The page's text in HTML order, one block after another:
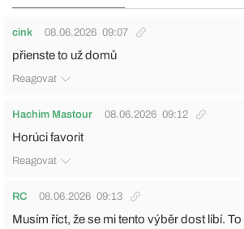
cink 08.06.2026 09:07
přienste to už domů
Reagovat
Hachim Mastour 08.06.2026 09:12
Horúci favorit
Reagovat
RC 08.06.2026 09:13
Musím říct, že se mi tento výběr dost líbí.